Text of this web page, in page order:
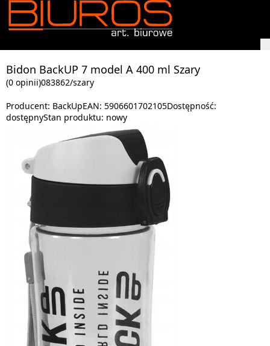
Bidon BackUP 7 model A 400 ml Szary
(0 opinii)083862/szary
Producent: BackUpEAN: 5906601702105Dostępność:
dostępnyStan produktu: nowy